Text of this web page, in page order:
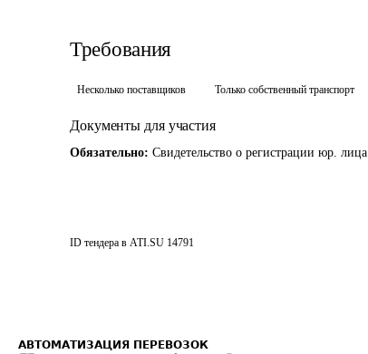
Требования
Несколько поставщиков Только собственный транспорт
Документы для участия
Обязательно: Свидетельство о регистрации юр. лица
ID тендера в ATI.SU 14791
АВТОМАТИЗАЦИЯ ПЕРЕВОЗОК